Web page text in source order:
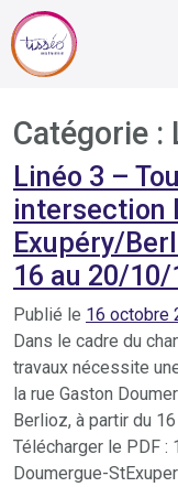
Catégorie :
Linéo 3 –
intersection
Exupéry/
16 au 20/10/
Publié le 16 octobre
Dans le cadre du
travaux nécessite
la rue Gaston
Berlioz, à partir du
Télécharger le PDF
Doumergue-